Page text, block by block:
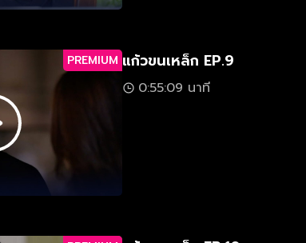
PREMIUM แก้วขนเหล็ก EP.9
0:55:09 นาที